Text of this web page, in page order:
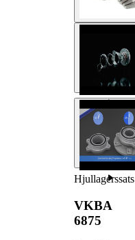
Hjullagerssats
VKBA
6875